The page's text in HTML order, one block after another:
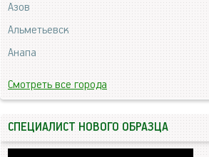
Азов
Альметьевск
Анапа
Смотреть все города
СПЕЦИАЛИСТ НОВОГО ОБРАЗЦА